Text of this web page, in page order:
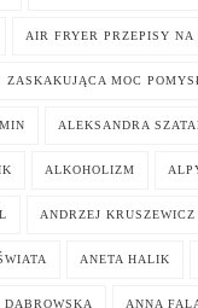
AIR FRYER PRZEPISY NA
ZASKAKUJĄCA MOC
ALEKSANDRA
ALKOHOLIZM
ANDRZEJ KRUSZEWICZ
ANETA HALIK
DĄBROWSKA ANNA